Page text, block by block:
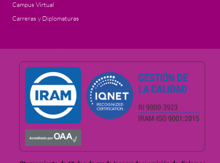
Campus Virtual
Carreras y Diplomaturas